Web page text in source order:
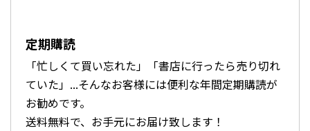
定期購読
「忙しくて買い忘れた」「書店に行ったら売り切れ
ていた」...そんなお客様には便利な年間定期購読が
お勧めです。
送料無料で、お手元にお届け致します！